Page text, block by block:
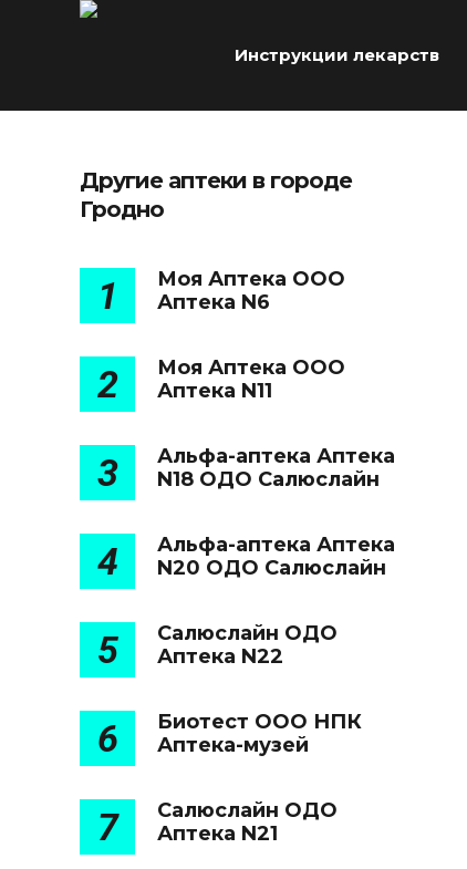
Инструкции лекарств
Другие аптеки в городе
Гродно
1
Моя Аптека ООО
Аптека N6
2
Моя Аптека ООО
Аптека N11
3
Альфа-аптека Аптека
N18 ОДО Салюслайн
4
Альфа-аптека Аптека
N20 ОДО Салюслайн
5
Салюслайн ОДО
Аптека N22
6
Биотест ООО НПК
Аптека-музей
7
Салюслайн ОДО
Аптека N21